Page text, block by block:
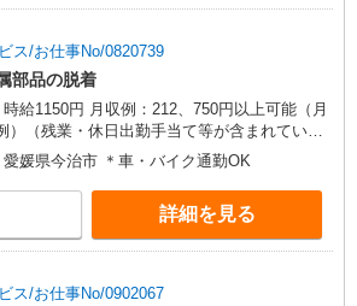
ス/お仕事No/0820739
部品の脱着
時給1150円 月収例：212、750円以上可能（月
）（残業・休日出勤手当て等が含まれていま
す） 交通費全額支給
愛媛県今治市 ＊車・バイク通勤OK
詳細を見る
ス/お仕事No/0902067